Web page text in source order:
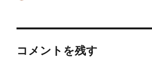
コメントを残す